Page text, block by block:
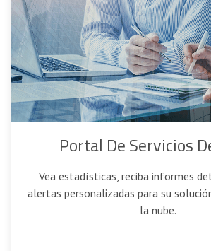
Portal De Servicios
Vea estadísticas, reciba informes
alertas personalizadas para su
la nube.